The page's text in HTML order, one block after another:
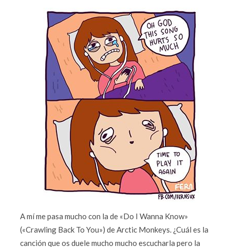
A mí me pasa mucho con la de «Do I Wanna Know»
(«Crawling Back To You») de Arctic Monkeys. ¿Cuál es la
canción que os duele mucho mucho escucharla pero la